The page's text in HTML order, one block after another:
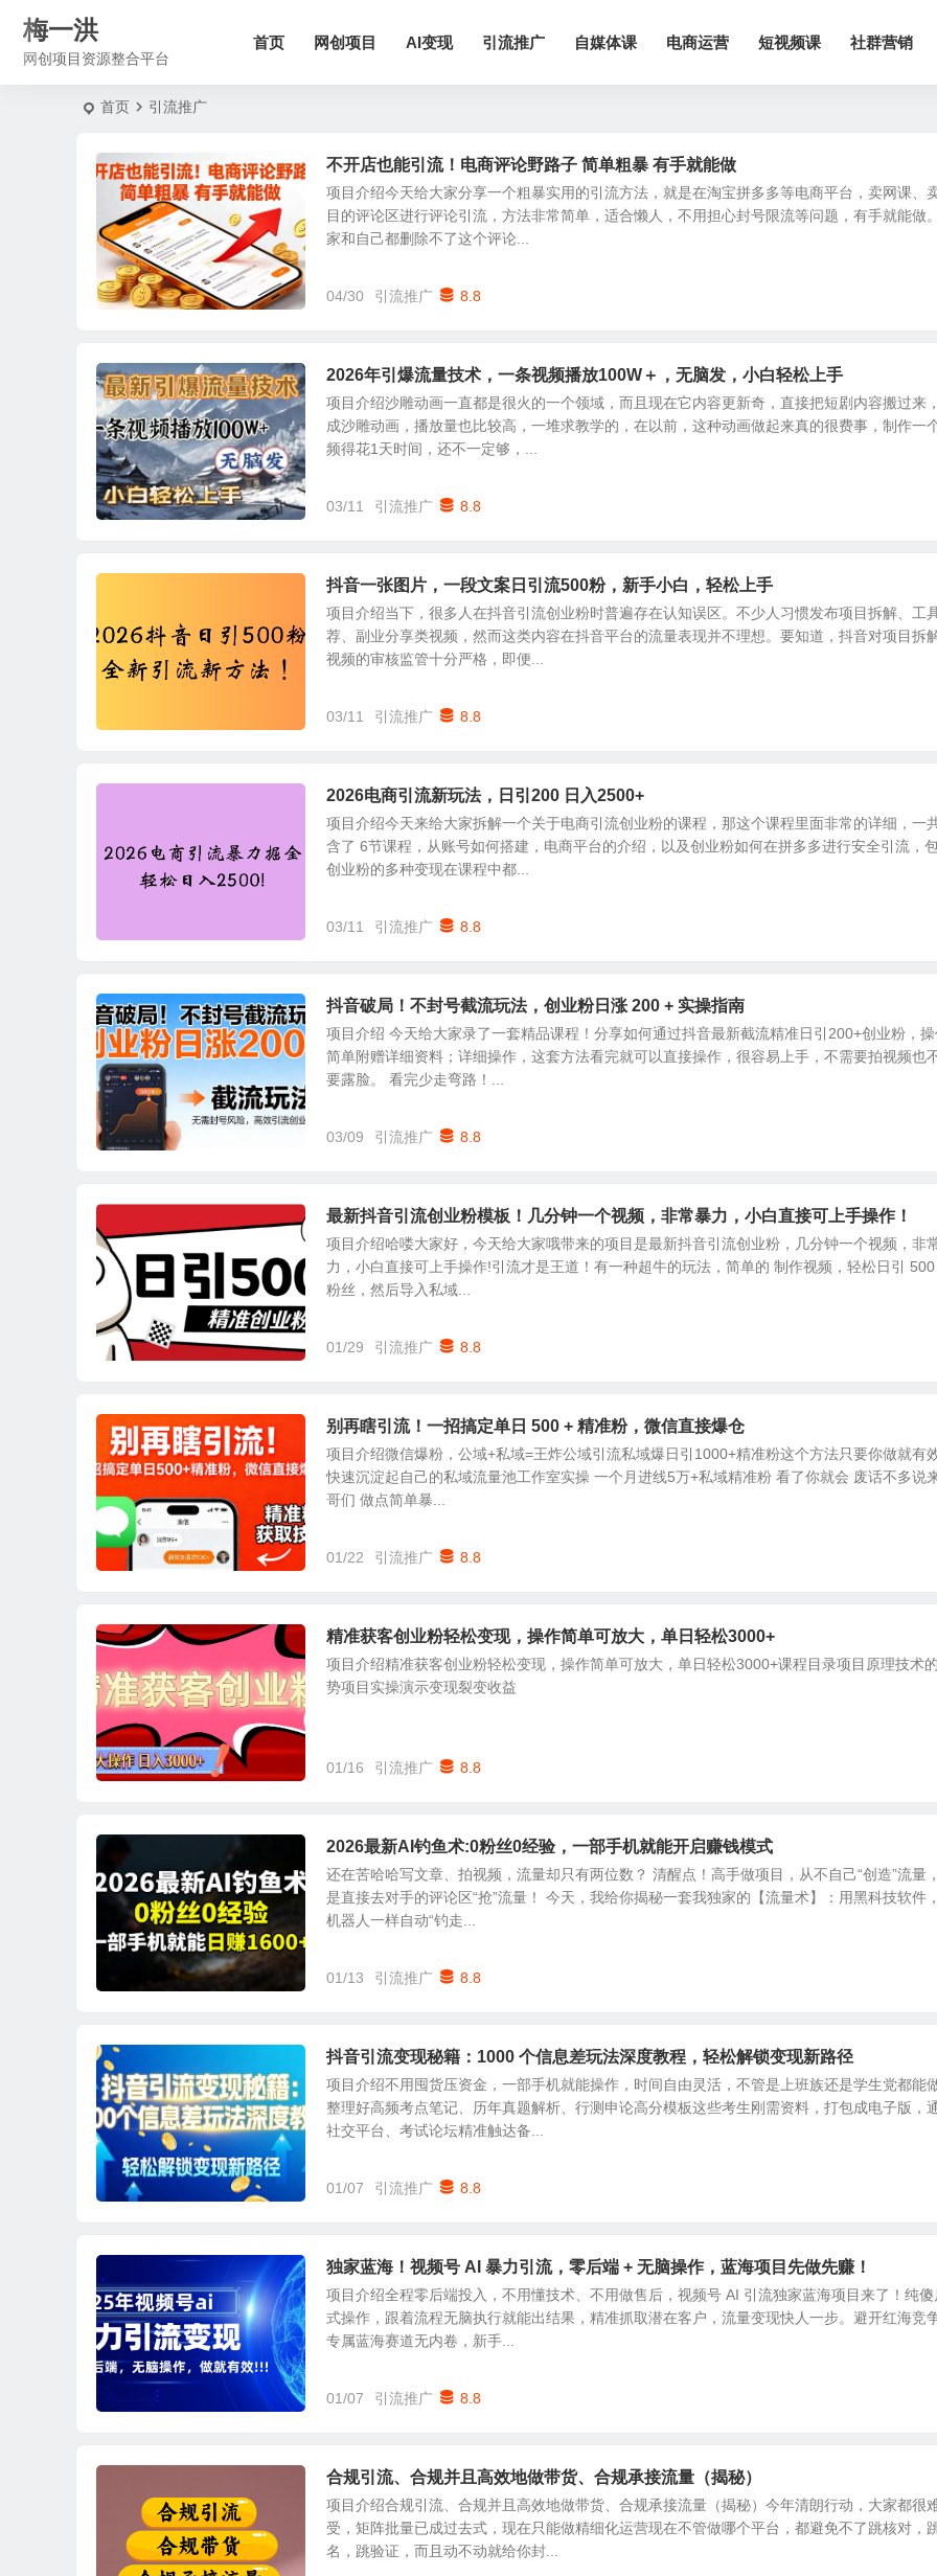
梅一洪
网创项目资源整合平台
首页 网创项目 AI变现 引流推广 自媒体课 电商运营 短视频课 社群营销
首页 引流推广
不开店也能引流！电商评论野路子 简单粗暴 有手就能做
项目介绍今天给大家分享一个粗暴实用的引流方法，就是在淘宝拼多多等电商平台，卖网课、
目的评论区进行评论引流，方法非常简单，适合懒人，不用担心封号限流等问题，有手就能做
家和自己都删除不了这个评论...
04/30 引流推广 8.8
2026年引爆流量技术，一条视频播放100W＋，无脑发，小白轻松上手
项目介绍沙雕动画一直都是很火的一个领域，而且现在它内容更新奇，直接把短剧内容搬过来
成沙雕动画，播放量也比较高，一堆求教学的，在以前，这种动画做起来真的很费事，制作一
频得花1天时间，还不一定够，...
03/11 引流推广 8.8
抖音一张图片，一段文案日引流500粉，新手小白，轻松上手
项目介绍当下，很多人在抖音引流创业粉时普遍存在认知误区。不少人习惯发布项目拆解、工
荐、副业分享类视频，然而这类内容在抖音平台的流量表现并不理想。要知道，抖音对项目拆
视频的审核监管十分严格，即便...
03/11 引流推广 8.8
2026电商引流新玩法，日引200 日入2500+
项目介绍今天来给大家拆解一个关于电商引流创业粉的课程，那这个课程里面非常的详细，一
含了 6节课程，从账号如何搭建，电商平台的介绍，以及创业粉如何在拼多多进行安全引流，
创业粉的多种变现在课程中都...
03/11 引流推广 8.8
抖音破局！不封号截流玩法，创业粉日涨 200 + 实操指南
项目介绍 今天给大家录了一套精品课程！分享如何通过抖音最新截流精准日引200+创业粉，
简单附赠详细资料；详细操作，这套方法看完就可以直接操作，很容易上手，不需要拍视频也
要露脸。 看完少走弯路！...
03/09 引流推广 8.8
最新抖音引流创业粉模板！几分钟一个视频，非常暴力，小白直接可上手操作！
项目介绍哈喽大家好，今天给大家哦带来的项目是最新抖音引流创业粉，几分钟一个视频，非
力，小白直接可上手操作!引流才是王道！有一种超牛的玩法，简单的 制作视频，轻松日引
粉丝，然后导入私域...
01/29 引流推广 8.8
别再瞎引流！一招搞定单日 500 + 精准粉，微信直接爆仓
项目介绍微信爆粉，公域+私域=王炸公域引流私域爆日引1000+精准粉这个方法只要你做就有
快速沉淀起自己的私域流量池工作室实操 一个月进线5万+私域精准粉 看了你就会 废话不多说
哥们 做点简单暴...
01/22 引流推广 8.8
精准获客创业粉轻松变现，操作简单可放大，单日轻松3000+
项目介绍精准获客创业粉轻松变现，操作简单可放大，单日轻松3000+课程目录项目原理技术
势项目实操演示变现裂变收益
01/16 引流推广 8.8
2026最新AI钓鱼术:0粉丝0经验，一部手机就能开启赚钱模式
还在苦哈哈写文章、拍视频，流量却只有两位数？ 清醒点！高手做项目，从不自己“创造”流量
是直接去对手的评论区“抢”流量！ 今天，我给你揭秘一套我独家的【流量术】：用黑科技软件
机器人一样自动“钓走...
01/13 引流推广 8.8
抖音引流变现秘籍：1000 个信息差玩法深度教程，轻松解锁变现新路径
项目介绍不用囤货压资金，一部手机就能操作，时间自由灵活，不管是上班族还是学生党都能做
整理好高频考点笔记、历年真题解析、行测申论高分模板这些考生刚需资料，打包成电子版，
社交平台、考试论坛精准触达备...
01/07 引流推广 8.8
独家蓝海！视频号 AI 暴力引流，零后端 + 无脑操作，蓝海项目先做先赚！
项目介绍全程零后端投入，不用懂技术、不用做售后，视频号 AI 引流独家蓝海项目来了！纯傻
式操作，跟着流程无脑执行就能出结果，精准抓取潜在客户，流量变现快人一步。避开红海竞
专属蓝海赛道无内卷，新手...
01/07 引流推广 8.8
合规引流、合规并且高效地做带货、合规承接流量（揭秘）
项目介绍合规引流、合规并且高效地做带货、合规承接流量（揭秘）今年清朗行动，大家都很
受，矩阵批量已成过去式，现在只能做精细化运营现在不管做哪个平台，都避免不了跳核对，
名，跳验证，而且动不动就给你封...